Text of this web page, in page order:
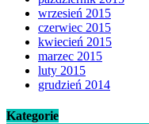
wrzesień 2015
czerwiec 2015
kwiecień 2015
marzec 2015
luty 2015
grudzień 2014
Kategorie